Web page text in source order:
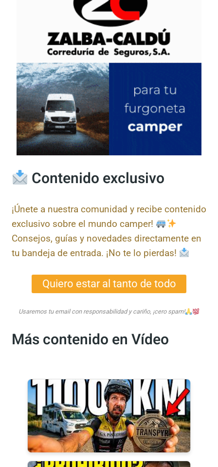
Contenido exclusivo
¡Únete a nuestra comunidad y recibe
contenido exclusivo sobre el mundo camper!
Consejos, guías y novedades
directamente en tu bandeja de entrada. ¡No
te lo pierdas!
Usaremos tu email con responsabilidad y cariño, ¡cero spam!
Más contenido en Vídeo